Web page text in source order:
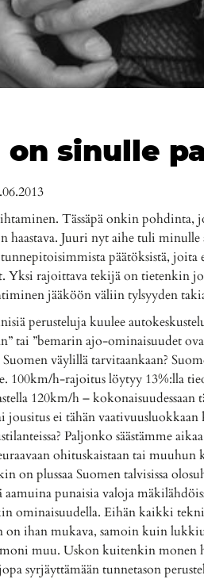
on sinulle
Tässäpä onkin
haastava. Juuri nyt aihe tuli
päätöksistä, joita
Yksi rajoittava tekijä on tietenkin
jääköön väliin tylsyyden
perusteluja kuulee
tai ”bemarin ajo-ominaisuudet
väylillä tarvitaankaan?
100km/h-rajoitus löytyy 13%:lla
120km/h –
jousitus ei tähän
Paljonko säästämme
ohituskaistaan tai muuhun
on plussaa Suomen talvisissa
punaisia valoja
ominaisuudella. Eihän kaikki
on ihan mukava, samoin kuin
muu. Uskon kuitenkin monen
syrjäyttämään tunnetason